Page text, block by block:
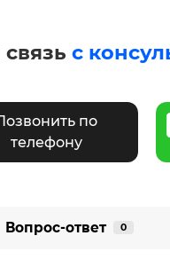
с
по
телефону
Вопрос-ответ 0